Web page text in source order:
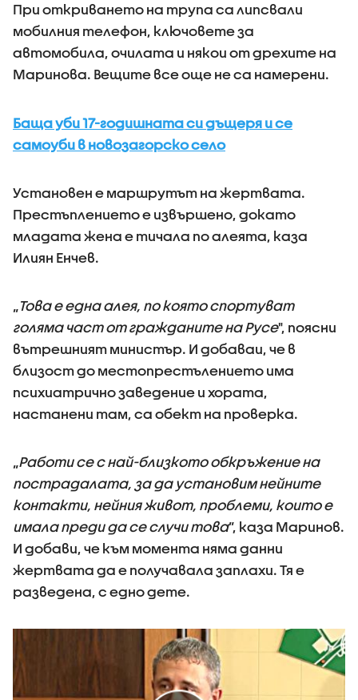
При откриването на трупа са липсвали
мобилния телефон, ключовете за
автомобила, очилата и някои от дрехите на
Маринова. Вещите все още не са намерени.
Баща уби 17-годишната си дъщеря и се
самоуби в новозагорско село
Установен е маршрутът на жертвата.
Престъплението е извършено, докато
младата жена е тичала по алеята, каза
Илиян Енчев.
„Това е една алея, по която спортуват
голяма част от гражданите на Русе", поясни
вътрешният министър. И добаваи, че в
близост до местопрестълението има
психиатрично заведение и хората,
настанени там, са обект на проверка.
„Работи се с най-близкото обкръжение на
пострадалата, за да установим нейните
контакти, нейния живот, проблеми, които е
имала преди да се случи това”, каза Маринов.
И добави, че към момента няма данни
жертвата да е получавала заплахи. Тя е
разведена, с едно дете.